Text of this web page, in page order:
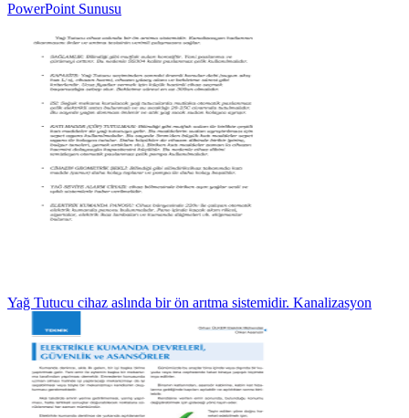
PowerPoint Sunusu
Yağ Tutucu cihaz aslında bir ön arıtma sistemidir. Kanalizasyon